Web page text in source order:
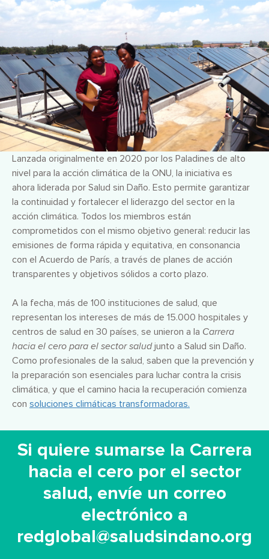
Imagen
Lanzada originalmente en 2020 por los Paladines de alto
nivel para la acción climática de la ONU, la iniciativa es
ahora liderada por Salud sin Daño. Esto permite garantizar
la continuidad y fortalecer el liderazgo del sector en la
acción climática. Todos los miembros están
comprometidos con el mismo objetivo general: reducir las
emisiones de forma rápida y equitativa, en consonancia
con el Acuerdo de París, a través de planes de acción
transparentes y objetivos sólidos a corto plazo.
A la fecha, más de 100 instituciones de salud, que
representan los intereses de más de 15.000 hospitales y
centros de salud en 30 países, se unieron a la Carrera
hacia el cero para el sector saludjunto a Salud sin Daño.
Como profesionales de la salud, saben que la prevención y
la preparación son esenciales para luchar contra la crisis
climática, y que el camino hacia la recuperación comienza
con soluciones climáticas transformadoras.
Si quiere sumarse la Carrera
hacia el cero por el sector
salud, envíe un correo
electrónico a
redglobal@saludsindano.org